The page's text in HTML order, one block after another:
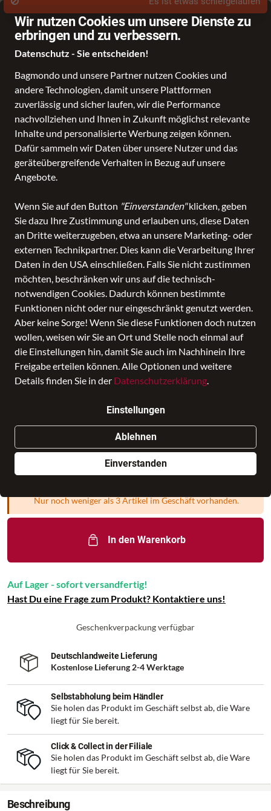
Wir nutzen Cookies um unsere Dienste zu
erbringen und zu verbessern.
Datenschutz - Sie entscheiden!
Bagmondo und unsere Partner nutzen Cookies und
andere Technologien, damit unsere Plattformen
zuverlässig und sicher laufen, wir die Performance
nachvollziehen und Ihnen in Zukunft möglichst relevante
Inhalte und personalisierte Werbung zeigen können.
Dafür sammeln wir Daten über unsere Nutzer und das
geräteübergreifende Verhalten in Bezug auf unsere
Angebote.
Wenn Sie auf den Button "Einverstanden"klicken, geben
Sie dazu Ihre Zustimmung und erlauben uns, diese Daten
an Dritte weiterzugeben, etwa an unsere Marketing- oder
externen Technikpartner. Dies kann die Verarbeitung Ihrer
Daten in den USA einschließen. Falls Sie nicht zustimmen
möchten, beschränken wir uns auf die technisch-
notwendigen Cookies. Dadurch können bestimmte
Funktionen nicht oder nur eingeschränkt genutzt werden.
Aber keine Sorge! Wenn Sie diese Funktionen doch nutzen
wollen, weisen wir Sie an Ort und Stelle noch einmal auf
die Einstellungen hin, damit Sie auch im Nachhinein Ihre
Freigabe erteilen können. Alle Optionen und weitere
Details finden Sie in der Datenschutzerklärung.
Einstellungen
Ablehnen
Einverstanden
Fragen? shopping@lederhorn.de / +49 6341 919293
Reise Business Freizeit Fashion & Lifestyle
HORN Onlinein HORN
Nur noch weniger als 3 Artikel im Geschäft vorhanden.
In den Warenkorb
Auf Lager - sofort versandfertig!
Hast Du eine Frage zum Produkt? Kontaktiere uns!
Geschenkverpackung verfügbar
Deutschlandweite Lieferung
Kostenlose Lieferung 2-4 Werktage
Selbstabholung beim Händler
Sie holen das Produkt im Geschäft selbst ab, die Ware
liegt für Sie bereit.
Click & Collect in der Filiale
Sie holen das Produkt im Geschäft selbst ab, die Ware
liegt für Sie bereit.
Beschreibung